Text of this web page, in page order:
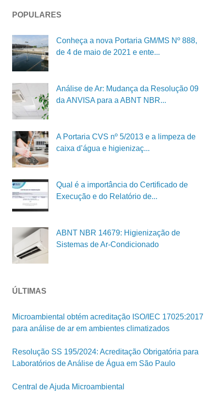
POPULARES
Conheça a nova Portaria GM/MS Nº 888,
de 4 de maio de 2021 e ente...
Análise de Ar: Mudança da Resolução 09
da ANVISA para a ABNT NBR...
A Portaria CVS nº 5/2013 e a limpeza de
caixa d’água e higienizaç...
Qual é a importância do Certificado de
Execução e do Relatório de...
ABNT NBR 14679: Higienização de
Sistemas de Ar-Condicionado
ÚLTIMAS
Microambiental obtém acreditação ISO/IEC 17025:2017
para análise de ar em ambientes climatizados
Resolução SS 195/2024: Acreditação Obrigatória para
Laboratórios de Análise de Água em São Paulo
Central de Ajuda Microambiental